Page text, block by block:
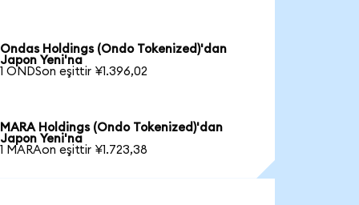
Ondas Holdings (Ondo Tokenized)'dan
Japon Yeni'na
1 ONDSon eşittir ¥1.396,02
MARA Holdings (Ondo Tokenized)'dan
Japon Yeni'na
1 MARAon eşittir ¥1.723,38